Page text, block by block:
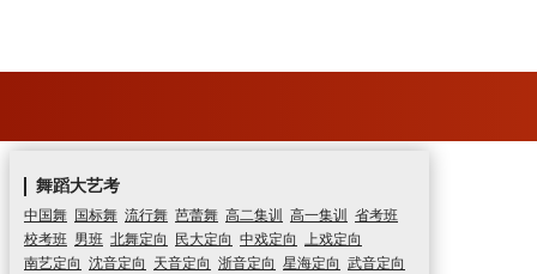
舞蹈大艺考
中国舞 国标舞 流行舞 芭蕾舞 高二集训 高一集训
省考班
校考班 男班 北舞定向 民大定向 中戏定向
上戏定向
南艺定向 沈音定向 天音定向 浙音定向 星海定向 武音定向